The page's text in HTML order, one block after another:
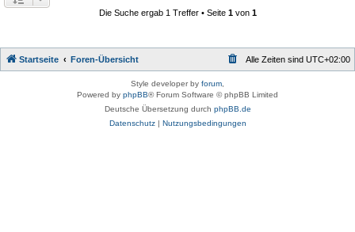
Die Suche ergab 1 Treffer • Seite 1von 1
Startseite Foren-Übersicht Alle Zeiten sind UTC+02:00
Style developer by forum
Powered by phpBB® Forum Software © phpBB Limited
Deutsche Übersetzung durch phpBB.de
Datenschutz| Nutzungsbedingungen